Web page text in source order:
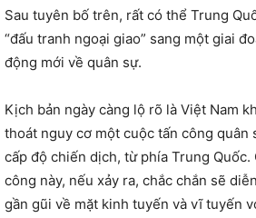
Sau tuyên bố trên, rất có thể Trung
“đấu tranh ngoại giao” sang một giai
động mới về quân sự.
Kịch bản ngày càng lộ rõ là Việt Nam
thoát nguy cơ một cuộc tấn công quân
cấp độ chiến dịch, từ phía Trung Quốc.
công này, nếu xảy ra, chắc chắn sẽ
gần gũi về mặt kinh tuyến và vĩ tuyến